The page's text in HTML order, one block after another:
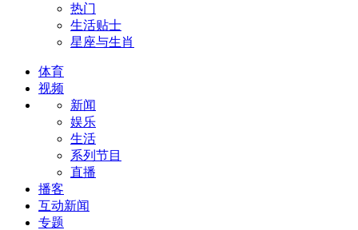
热门
生活贴士
星座与生肖
体育
视频
新闻
娱乐
生活
系列节目
直播
播客
互动新闻
专题